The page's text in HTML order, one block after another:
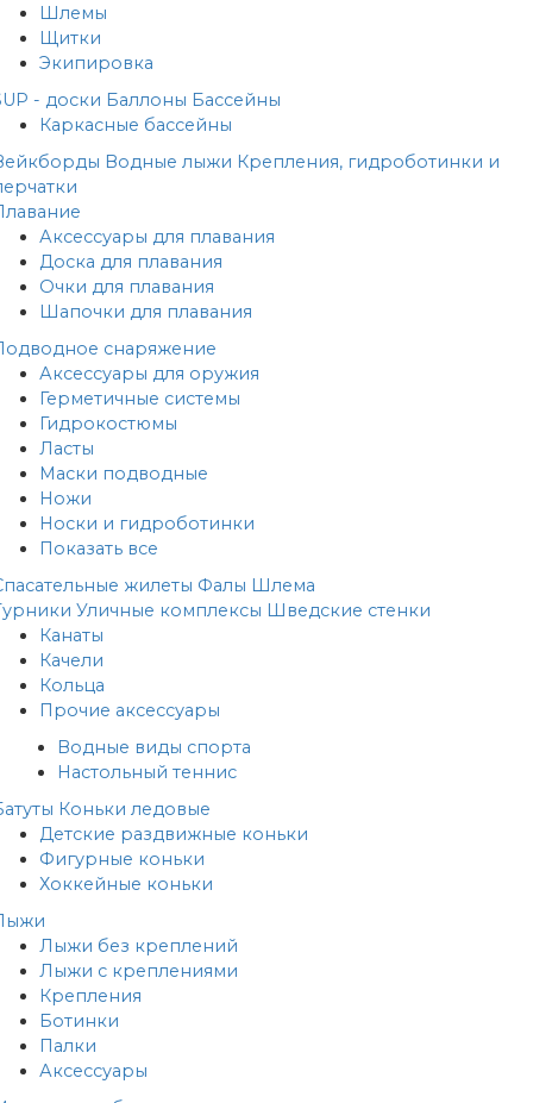
Шлемы
Щитки
Экипировка
- доски Баллоны Бассейны
Каркасные бассейны
Водные лыжи Крепления, гидроботинки и
Аксессуары для плавания
Доска для плавания
Очки для плавания
Шапочки для плавания
снаряжение
Аксессуары для оружия
Герметичные системы
Гидрокостюмы
Ласты
Маски подводные
Ножи
Носки и гидроботинки
Показать все
жилеты Фалы Шлема
Уличные комплексы Шведские стенки
Канаты
Качели
Кольца
Прочие аксессуары
Водные виды спорта
Настольный теннис
Коньки ледовые
Детские раздвижные коньки
Фигурные коньки
Хоккейные коньки
Лыжи без креплений
Лыжи с креплениями
Крепления
Ботинки
Палки
Аксессуары